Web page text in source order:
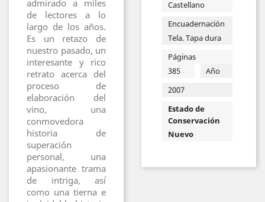
admirado a miles
de lectores a lo
largo de los años.
Es un retazo de
nuestro pasado, un
interesante y rico
retrato acerca del
proceso de
elaboración del
vino, una
conmovedora
historia de
superación
personal, una
apasionante trama
de intriga, así
como una tierna e
Castellano
Encuadernación
Tela. Tapa dura
Páginas
385
Año
2007
Estado de
Conservación
Nuevo